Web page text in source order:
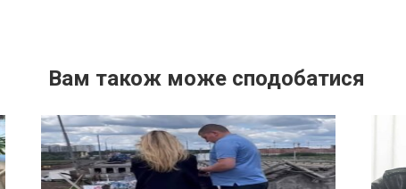
Вам також може сподобатися